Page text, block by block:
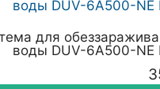
для
воды DUV-6A500-NE